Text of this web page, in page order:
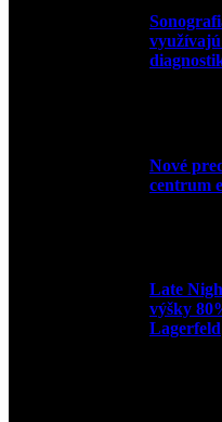
Nové
centrum
Late
výšky
Lagerfeld